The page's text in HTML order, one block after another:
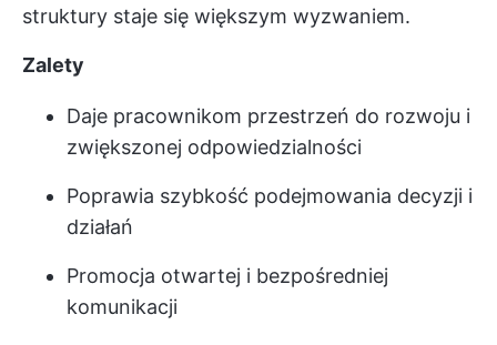
struktury staje się większym wyzwaniem.
Zalety
Daje pracownikom przestrzeń do rozwoju i
zwiększonej odpowiedzialności
Poprawia szybkość podejmowania decyzji i
działań
Promocja otwartej i bezpośredniej
komunikacji